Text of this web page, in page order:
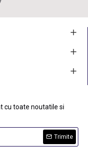
cu toate noutatile si
Trimite